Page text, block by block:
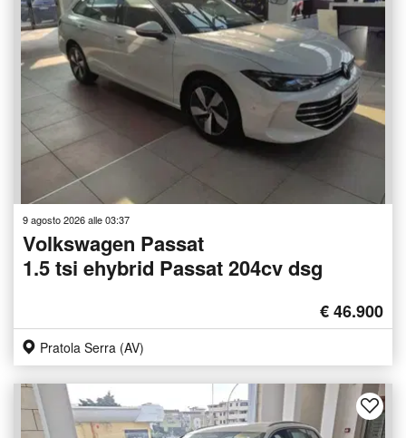
9 agosto 2026 alle 03:37
Volkswagen Passat
1.5 tsi ehybrid Passat 204cv dsg
€ 46.900
Pratola Serra (AV)